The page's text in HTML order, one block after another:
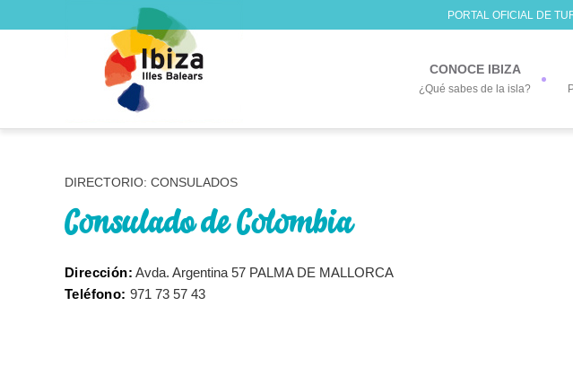
PORTAL OFICIAL DE
CONOCE IBIZA
¿Qué sabes de la isla?
DIRECTORIO: CONSULADOS
Consulado de Colombia
Dirección: Avda. Argentina 57 PALMA DE MALLORCA
Teléfono: 971 73 57 43